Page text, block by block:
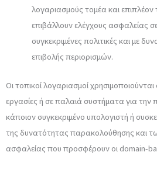
λογαριασμούς τομέα και
επιβάλλουν ελέγχους ασφαλείας
συγκεκριμένες πολιτικές και με
επιβολής περιορισμών.
Οι τοπικοί λογαριασμοί χρησιμοποιούνται
εργασίες ή σε παλαιά συστήματα για
κάποιον συγκεκριμένο υπολογιστή ή
της δυνατότητας παρακολούθησης και
ασφαλείας που προσφέρουν οι domain-